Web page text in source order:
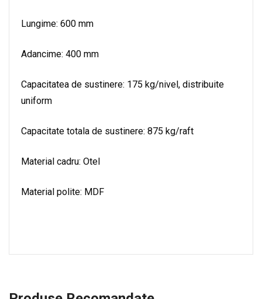
Lungime: 600 mm
Adancime: 400 mm
Capacitatea de sustinere: 175 kg/nivel, distribuite
uniform
Capacitate totala de sustinere: 875 kg/raft
Material cadru: Otel
Material polite: MDF